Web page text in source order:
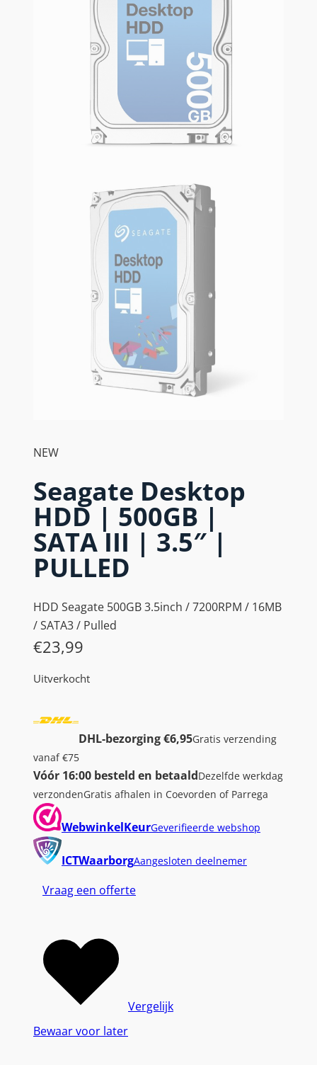
NEW
Seagate Desktop
HDD | 500GB |
SATA III | 3.5″ |
PULLED
HDD Seagate 500GB 3.5inch / 7200RPM / 16MB
/ SATA3 / Pulled
€23,99
Uitverkocht
DHL-bezorging €6,95Gratis verzending
vanaf €75
Vóór 16:00 besteld en betaaldDezelfde werkdag
verzondenGratis afhalen in Coevorden of Parrega
WebwinkelKeurGeverifieerde webshop
ICTWaarborgAangesloten deelnemer
Vraag een offerte
Bewaar voor later
Vergelijk